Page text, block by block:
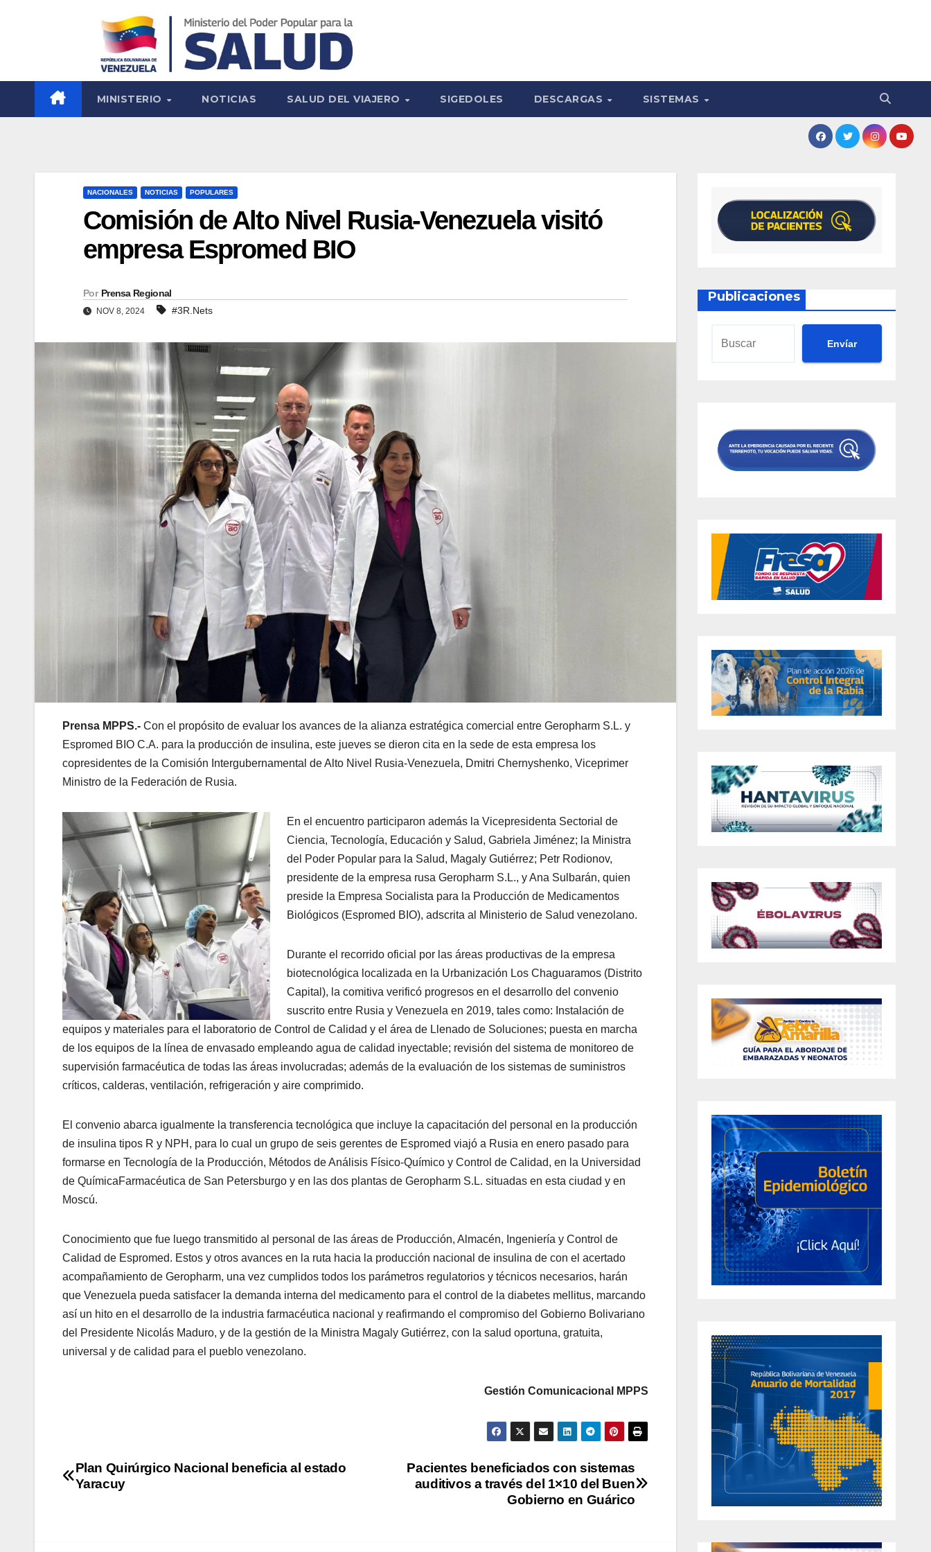
MINISTERIO NOTICIAS SALUD DEL VIAJERO SIGEDOLES DESCARGAS SISTEMAS
NACIONALES NOTICIAS POPULARES
Comisión de Alto Nivel Rusia-Venezuela visitó
empresa Espromed BIO
Por Prensa Regional
NOV 8, 2024 #3R.Nets
Prensa MPPS.- Con el propósito de evaluar los avances de la alianza estratégica comercial entre Geropharm S.L. y
Espromed BIO C.A. para la producción de insulina, este jueves se dieron cita en la sede de esta empresa los
copresidentes de la Comisión Intergubernamental de Alto Nivel Rusia-Venezuela, Dmitri Chernyshenko, Viceprimer
Ministro de la Federación de Rusia.
En el encuentro participaron además la Vicepresidenta Sectorial de
Ciencia, Tecnología, Educación y Salud, Gabriela Jiménez; la Ministra
del Poder Popular para la Salud, Magaly Gutiérrez; Petr Rodionov,
presidente de la empresa rusa Geropharm S.L., y Ana Sulbarán, quien
preside la Empresa Socialista para la Producción de Medicamentos
Biológicos (Espromed BIO), adscrita al Ministerio de Salud venezolano.
Durante el recorrido oficial por las áreas productivas de la empresa
biotecnológica localizada en la Urbanización Los Chaguaramos (Distrito
Capital), la comitiva verificó progresos en el desarrollo del convenio
suscrito entre Rusia y Venezuela en 2019, tales como: Instalación de
equipos y materiales para el laboratorio de Control de Calidad y el área de Llenado de Soluciones; puesta en marcha
de los equipos de la línea de envasado empleando agua de calidad inyectable; revisión del sistema de monitoreo de
supervisión farmacéutica de todas las áreas involucradas; además de la evaluación de los sistemas de suministros
críticos, calderas, ventilación, refrigeración y aire comprimido.
El convenio abarca igualmente la transferencia tecnológica que incluye la capacitación del personal en la producción
de insulina tipos R y NPH, para lo cual un grupo de seis gerentes de Espromed viajó a Rusia en enero pasado para
formarse en Tecnología de la Producción, Métodos de Análisis Físico-Químico y Control de Calidad, en la Universidad
de QuímicaFarmacéutica de San Petersburgo y en las dos plantas de Geropharm S.L. situadas en esta ciudad y en
Moscú.
Conocimiento que fue luego transmitido al personal de las áreas de Producción, Almacén, Ingeniería y Control de
Calidad de Espromed. Estos y otros avances en la ruta hacia la producción nacional de insulina de con el acertado
acompañamiento de Geropharm, una vez cumplidos todos los parámetros regulatorios y técnicos necesarios, harán
que Venezuela pueda satisfacer la demanda interna del medicamento para el control de la diabetes mellitus, marcando
así un hito en el desarrollo de la industria farmacéutica nacional y reafirmando el compromiso del Gobierno Bolivariano
del Presidente Nicolás Maduro, y de la gestión de la Ministra Magaly Gutiérrez, con la salud oportuna, gratuita,
universal y de calidad para el pueblo venezolano.
Gestión Comunicacional MPPS
Pacientes beneficiados con sistemas
auditivos a través del 1×10 del Buen
Gobierno en Guárico
Plan Quirúrgico Nacional beneficia al estado
Yaracuy
Publicaciones
Envíar